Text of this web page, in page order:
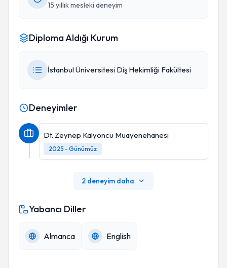
15 yıllık mesleki deneyim
Diploma Aldığı Kurum
İstanbul Üniversitesi Diş Hekimliği Fakültesi
Deneyimler
Dt. Zeynep Kalyoncu Muayenehanesi
2025 - Günümüz
2 deneyim daha
Yabancı Diller
Almanca English